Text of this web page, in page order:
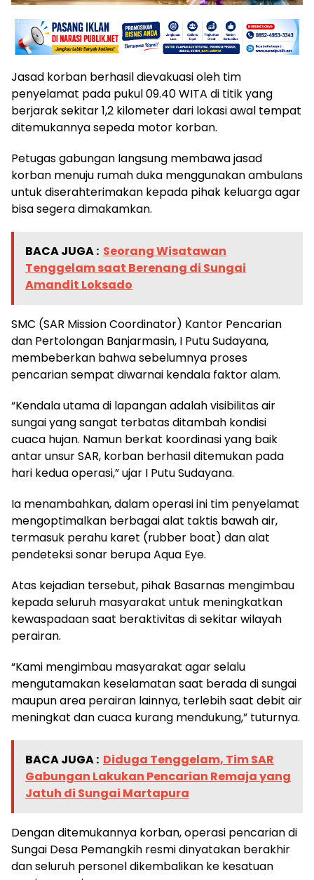
​Jasad korban berhasil dievakuasi oleh tim
penyelamat pada pukul 09.40 WITA di titik yang
berjarak sekitar 1,2 kilometer dari lokasi awal tempat
ditemukannya sepeda motor korban.
Petugas gabungan langsung membawa jasad
korban menuju rumah duka menggunakan ambulans
untuk diserahterimakan kepada pihak keluarga agar
bisa segera dimakamkan.
BACA JUGA : Seorang Wisatawan
Tenggelam saat Berenang di Sungai
Amandit Loksado
SMC (SAR Mission Coordinator) Kantor Pencarian
dan Pertolongan Banjarmasin, I Putu Sudayana,
membeberkan bahwa sebelumnya proses
pencarian sempat diwarnai kendala faktor alam.
​“Kendala utama di lapangan adalah visibilitas air
sungai yang sangat terbatas ditambah kondisi
cuaca hujan. Namun berkat koordinasi yang baik
antar unsur SAR, korban berhasil ditemukan pada
hari kedua operasi,” ujar I Putu Sudayana.
Ia menambahkan, dalam operasi ini tim penyelamat
mengoptimalkan berbagai alat taktis bawah air,
termasuk perahu karet (rubber boat) dan alat
pendeteksi sonar berupa Aqua Eye.
Atas kejadian tersebut, pihak Basarnas mengimbau
kepada seluruh masyarakat untuk meningkatkan
kewaspadaan saat beraktivitas di sekitar wilayah
perairan.
“Kami mengimbau masyarakat agar selalu
mengutamakan keselamatan saat berada di sungai
maupun area perairan lainnya, terlebih saat debit air
meningkat dan cuaca kurang mendukung,” tuturnya.
BACA JUGA : Diduga Tenggelam, Tim SAR
Gabungan Lakukan Pencarian Remaja yang
Jatuh di Sungai Martapura
Dengan ditemukannya korban, operasi pencarian di
Sungai Desa Pemangkih resmi dinyatakan berakhir
dan seluruh personel dikembalikan ke kesatuan